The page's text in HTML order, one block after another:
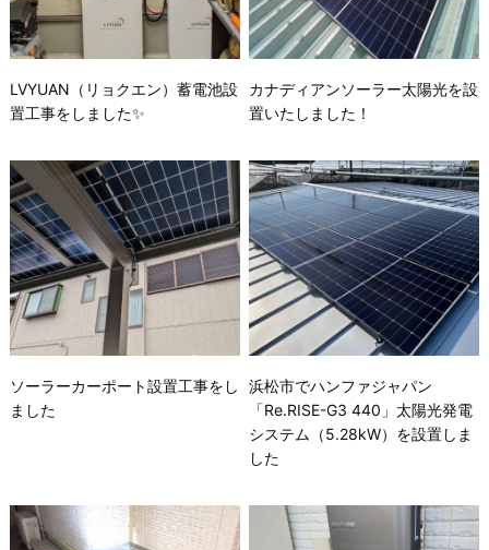
LVYUAN（リョクエン）蓄電池設
置工事をしました✨
カナディアンソーラー太陽光を設
置いたしました！
ソーラーカーポート設置工事をし
ました
浜松市でハンファジャパン
「Re.RISE-G3 440」太陽光発電
システム（5.28kW）を設置しま
した